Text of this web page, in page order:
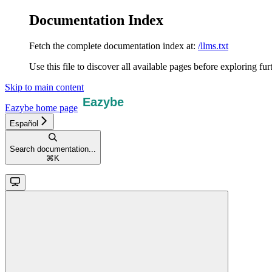
Documentation Index
Fetch the complete documentation index at: /llms.txt
Use this file to discover all available pages before exploring
Skip to main content
Eazybe home page
Español
Search documentation...
⌘ K